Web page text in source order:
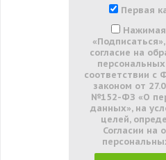
Первая
Нажимая
согласие на
соответствии с
законом от
№152-ФЗ «О
данных», на
целей,
Согласии на